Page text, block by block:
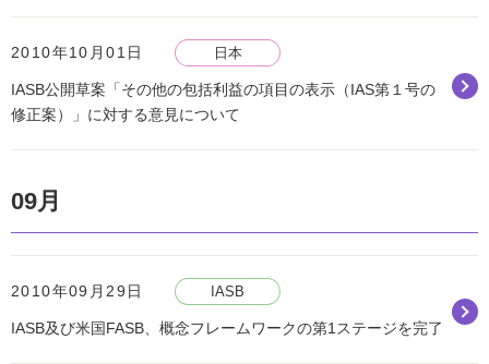
2010年10月01日 日本
IASB公開草案「その他の包括利益の項目の表示（IAS第１号の
修正案）」に対する意見について
09月
2010年09月29日 IASB
IASB及び米国FASB、概念フレームワークの第1ステージを完了